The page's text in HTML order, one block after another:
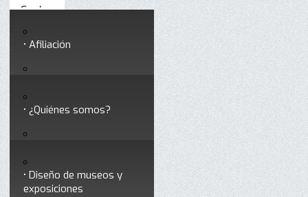
Socios
Afiliación
Testimonios
Socios vigentes
Somedicyt
¿Quiénes somos?
Consejo Directivo
Servicios
Diseño de museos y
exposiciones